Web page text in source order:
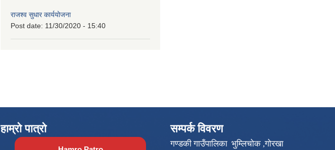
राजश्व सुधार कार्ययोजना
Post date: 11/30/2020 - 15:40
हाम्रो पात्रो सम्पर्क विवरण
गण्डकी गाउँपालिका भुम्लिचोक ,गोरखा